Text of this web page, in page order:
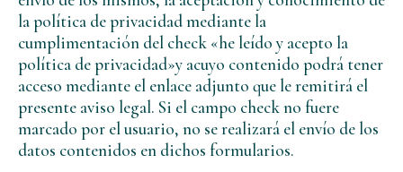
la política de privacidad mediante la
cumplimentación del check «he leído y acepto la
política de privacidad»y acuyo contenido podrá tener
acceso mediante el enlace adjunto que le remitirá el
presente aviso legal. Si el campo check no fuere
marcado por el usuario, no se realizará el envío de los
datos contenidos en dichos formularios.